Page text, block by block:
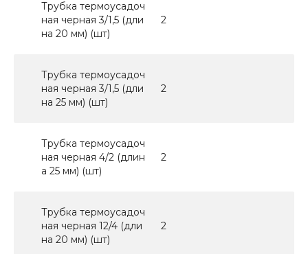
Трубка термоусадоч
ная черная 3/1,5 (дли
на 20 мм) (шт)
2
Трубка термоусадоч
ная черная 3/1,5 (дли
на 25 мм) (шт)
2
Трубка термоусадоч
ная черная 4/2 (длин
а 25 мм) (шт)
2
Трубка термоусадоч
ная черная 12/4 (дли
на 20 мм) (шт)
2